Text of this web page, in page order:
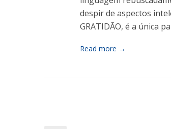
despir de aspectos
GRATIDÃO, é a única
Read more →